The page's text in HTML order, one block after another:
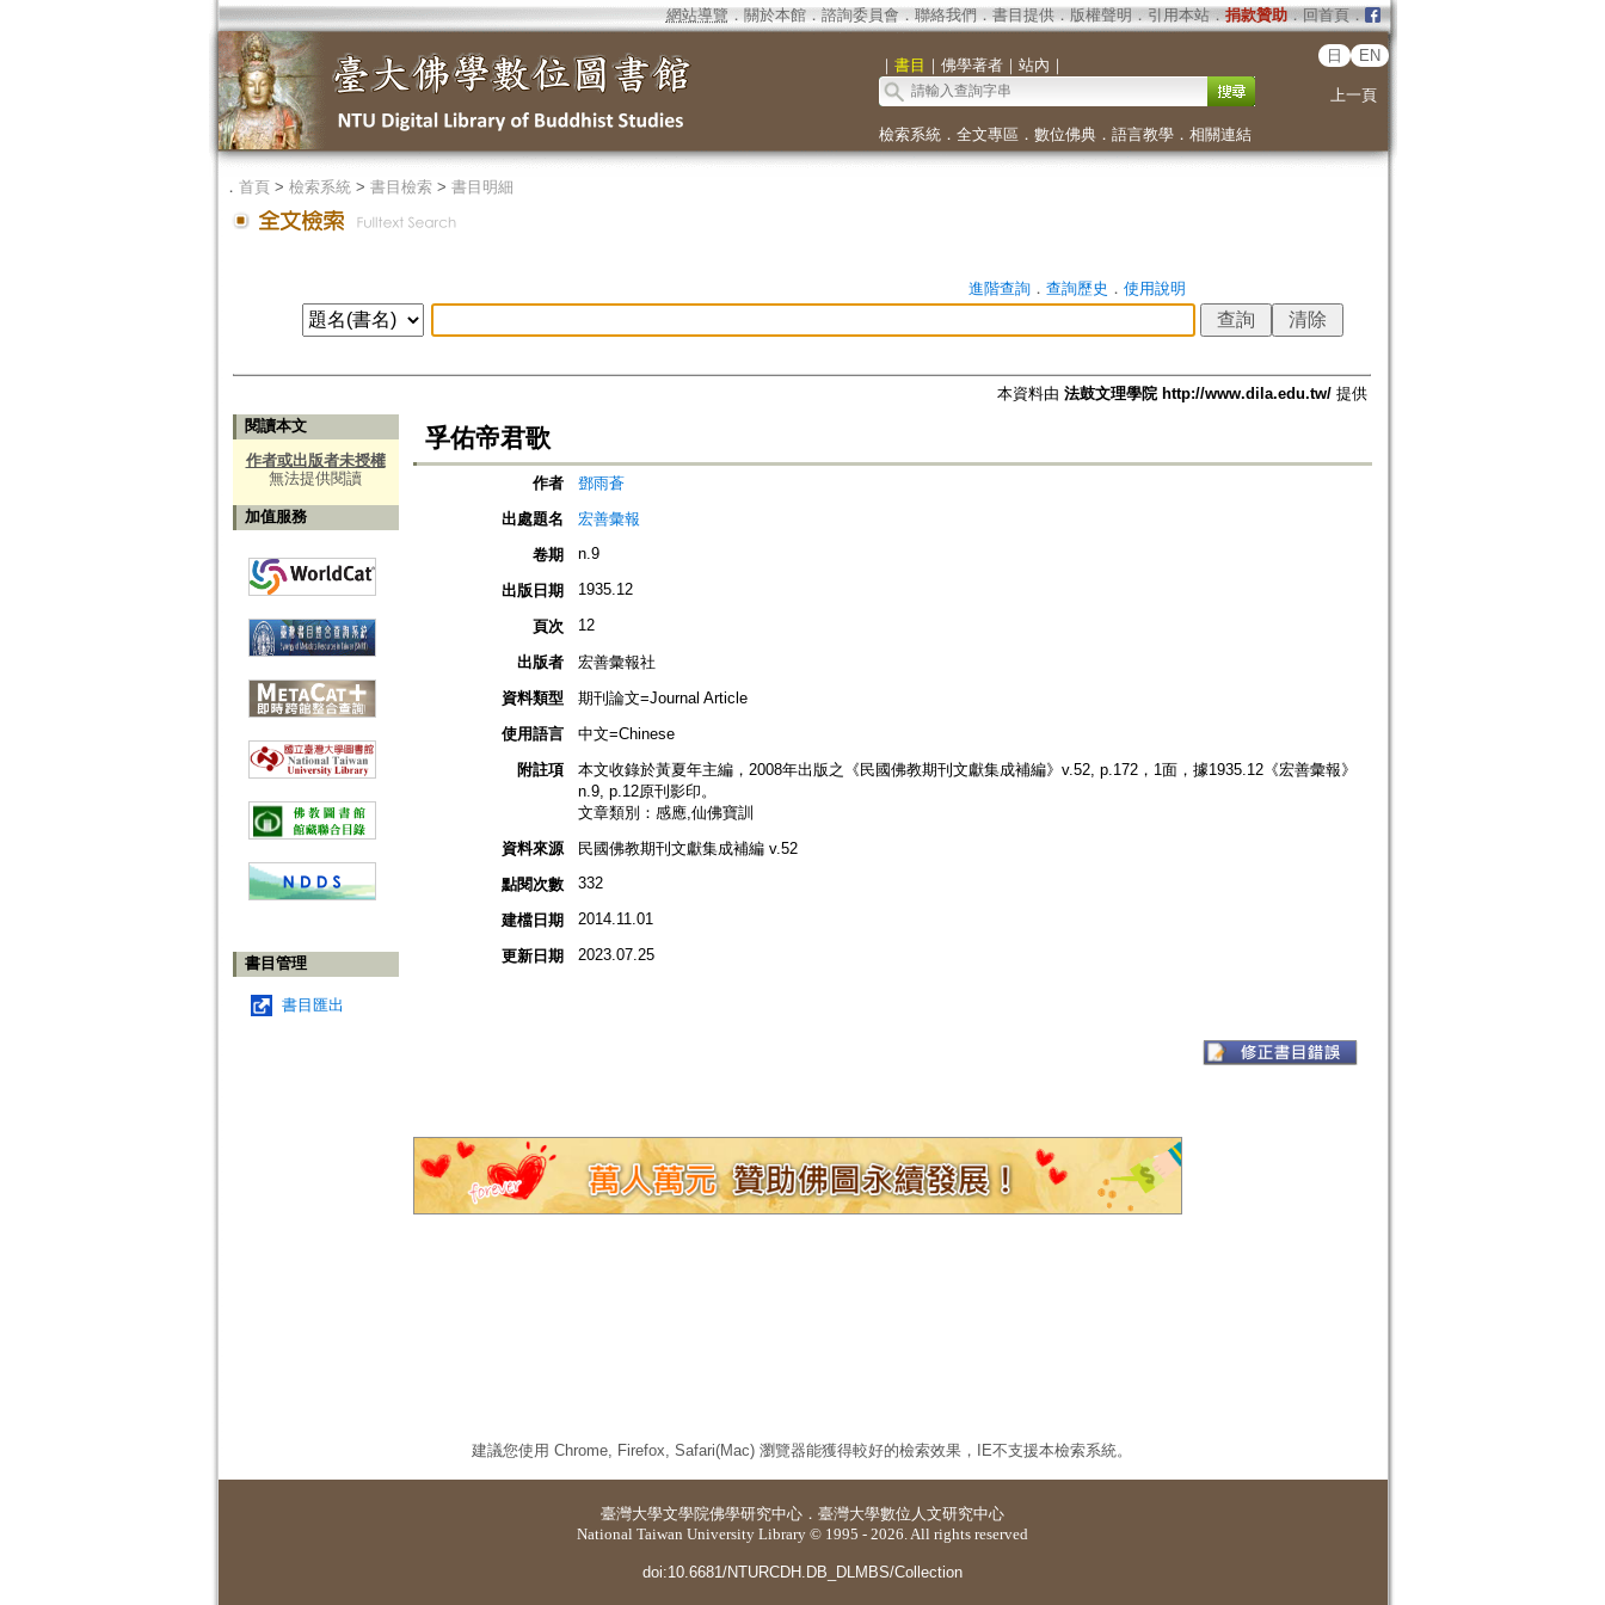
網站導覽 ． 關於本館． 諮詢委員會． 聯絡我們 ． 書目提供． 版權聲明 ． 引用本站． 捐款贊助．回首頁．
｜ 書目 ｜ 佛學著者｜ 站內 ｜
日 EN
上一頁
檢索系統． 全文專區 ． 數位佛典． 語言教學． 相關連結
． 首頁> 檢索系統> 書目檢索> 書目明細
進階查詢． 查詢歷史 ． 使用說明
本資料由 法鼓文理學院 http://www.dila.edu.tw/提供
閱讀本文
作者或出版者未授權
無法提供閱讀
加值服務
書目管理
書目匯出
孚佑帝君歌
作者
鄧雨蒼
出處題名
宏善彙報
卷期
n.9
出版日期 1935.12
頁次 12
出版者
宏善彙報社
資料類型
期刊論文=Journal Article
使用語言
中文=Chinese
附註項
本文收錄於黃夏年主編，2008年出版之《民國佛教期刊文獻集成補編》v.52, p.172，1面，據1935.12《宏善彙報》
n.9, p.12原刊影印。
文章類別：感應,仙佛寶訓
資料來源
民國佛教期刊文獻集成補編 v.52
點閱次數
332
建檔日期 2014.11.01
更新日期 2023.07.25
建議您使用 Chrome, Firefox, Safari(Mac) 瀏覽器能獲得較好的檢索效果，IE不支援本檢索系統。
臺灣大學文學院佛學研究中心 ． 臺灣大學數位人文研究中心
National Taiwan University Library © 1995 - 2026. All rights reserved
doi:10.6681/NTURCDH.DB_DLMBS/Collection